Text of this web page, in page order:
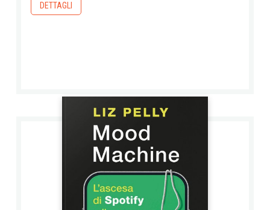
DETTAGLI